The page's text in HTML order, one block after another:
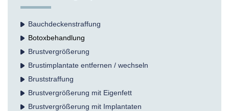
Bauchdecken­straffung
Botox­behandlung
Brust­vergrößerung
Brustimplantate entfernen / wechseln
Bruststraffung
Brustvergrößerung mit Eigenfett
Brustvergrößerung mit Implantaten